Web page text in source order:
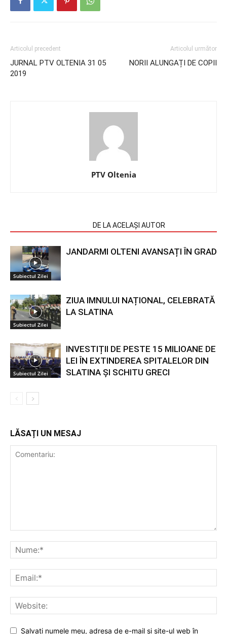
Articolul precedent
JURNAL PTV OLTENIA 31 05
2019
Articolul următor
NORII ALUNGAȚI DE COPII
PTV Oltenia
DE LA ACELAȘI AUTOR
Subiectul Zilei
JANDARMI OLTENI AVANSAȚI ÎN GRAD
Subiectul Zilei
ZIUA IMNULUI NAȚIONAL, CELEBRATĂ
LA SLATINA
Subiectul Zilei
INVESTIȚII DE PESTE 15 MILIOANE DE
LEI ÎN EXTINDEREA SPITALELOR DIN
SLATINA ȘI SCHITU GRECI
LĂSAȚI UN MESAJ
Salvați numele meu, adresa de e-mail și site-ul web în